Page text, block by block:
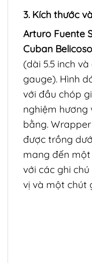
3. Kích thước
Arturo Fuente
Cuban Belicoso
(dài 5.5 inch
gauge). Hình
với đầu chóp
nghiệm hương
bằng.
được trồng
mang đến
với các ghi
vị và một chút